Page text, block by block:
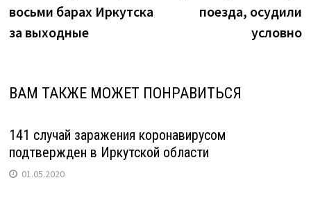
восьми барах Иркутска
за выходные
поезда, осудили
условно
ВАМ ТАКЖЕ МОЖЕТ ПОНРАВИТЬСЯ
141 случай заражения коронавирусом
подтвержден в Иркутской области
01.05.2020